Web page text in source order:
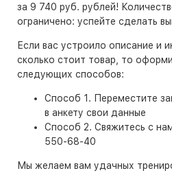
за 9 740 руб. рублей!
ограничено: успейте сделать
Если вас устроило описание и
сколько стоит товар, то
следующих способов:
Способ 1. Переместите
в анкету свои данные
Способ 2. Свяжитесь с
550-68-40
Мы желаем вам удачных